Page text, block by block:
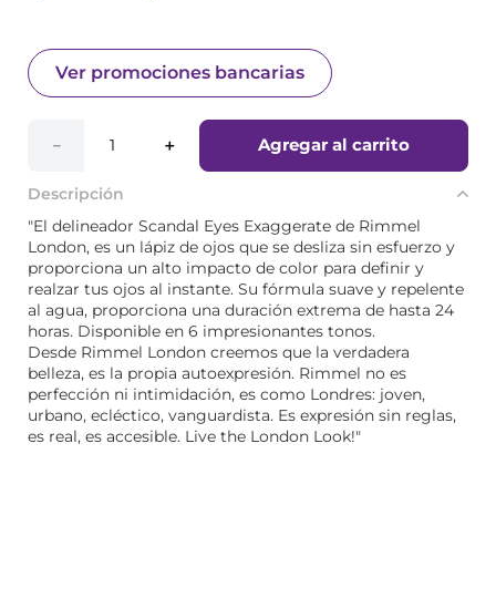
Ver promociones bancarias
＋
－ Agregar al carrito
Descripción
"El delineador Scandal Eyes Exaggerate de Rimmel
London, es un lápiz de ojos que se desliza sin esfuerzo y
proporciona un alto impacto de color para definir y
realzar tus ojos al instante. Su fórmula suave y repelente
al agua, proporciona una duración extrema de hasta 24
horas. Disponible en 6 impresionantes tonos.
Desde Rimmel London creemos que la verdadera
belleza, es la propia autoexpresión. Rimmel no es
perfección ni intimidación, es como Londres: joven,
urbano, ecléctico, vanguardista. Es expresión sin reglas,
es real, es accesible. Live the London Look!"